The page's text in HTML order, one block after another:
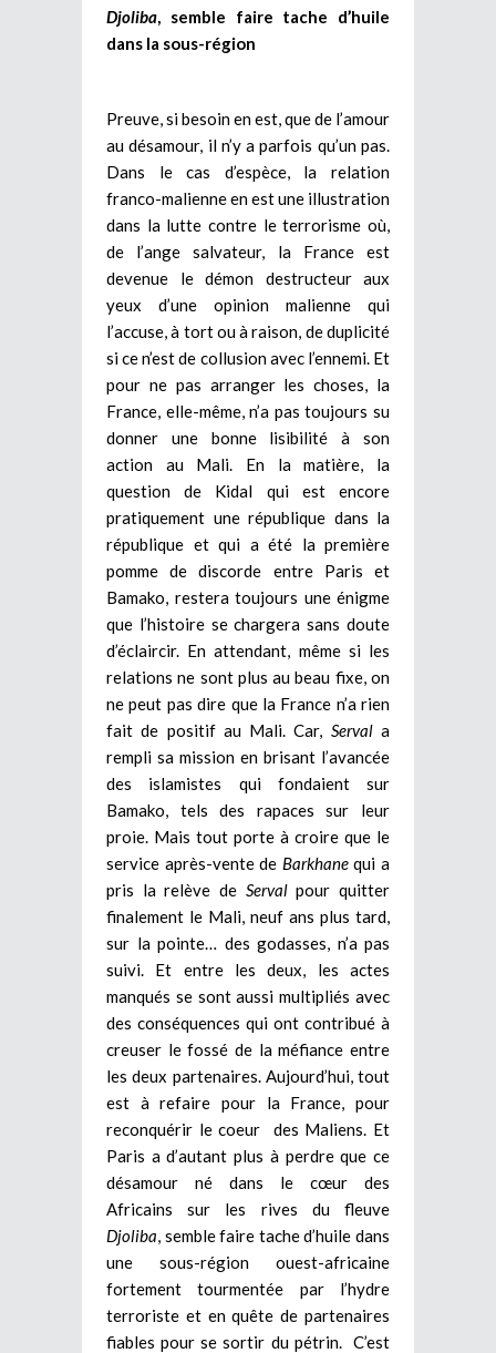
Djoliba , semble faire tache d’huile
dans la sous-région
Preuve, si besoin en est, que de l’amour
au désamour, il n’y a parfois qu’un pas.
Dans le cas d’espèce, la relation
franco-malienne en est une illustration
dans la lutte contre le terrorisme où,
de l’ange salvateur, la France est
devenue le démon destructeur aux
yeux d’une opinion malienne qui
l’accuse, à tort ou à raison, de duplicité
si ce n’est de collusion avec l’ennemi. Et
pour ne pas arranger les choses, la
France, elle-même, n’a pas toujours su
donner une bonne lisibilité à son
action au Mali. En la matière, la
question de Kidal qui est encore
pratiquement une république dans la
république et qui a été la première
pomme de discorde entre Paris et
Bamako, restera toujours une énigme
que l’histoire se chargera sans doute
d’éclaircir. En attendant, même si les
relations ne sont plus au beau fixe, on
ne peut pas dire que la France n’a rien
fait de positif au Mali. Car, Servala
rempli sa mission en brisant l’avancée
des islamistes qui fondaient sur
Bamako, tels des rapaces sur leur
proie. Mais tout porte à croire que le
service après-vente de Barkhanequi a
pris la relève de Servalpour quitter
finalement le Mali, neuf ans plus tard,
sur la pointe… des godasses, n’a pas
suivi. Et entre les deux, les actes
manqués se sont aussi multipliés avec
des conséquences qui ont contribué à
creuser le fossé de la méfiance entre
les deux partenaires. Aujourd’hui, tout
est à refaire pour la France, pour
reconquérir le coeur des Maliens. Et
Paris a d’autant plus à perdre que ce
désamour né dans le cœur des
Africains sur les rives du fleuve
Djoliba , semble faire tache d’huile dans
une sous-région ouest-africaine
fortement tourmentée par l’hydre
terroriste et en quête de partenaires
fiables pour se sortir du pétrin. C’est